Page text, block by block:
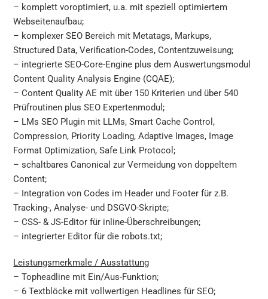
– komplett voroptimiert, u.a. mit speziell optimiertem
Webseitenaufbau;
– komplexer SEO Bereich mit Metatags, Markups,
Structured Data, Verification-Codes, Contentzuweisung;
– integrierte SEO-Core-Engine plus dem Auswertungsmodul
Content Quality Analysis Engine (CQAE);
– Content Quality AE mit über 150 Kriterien und über 540
Prüfroutinen plus SEO Expertenmodul;
– LMs SEO Plugin mit LLMs, Smart Cache Control,
Compression, Priority Loading, Adaptive Images, Image
Format Optimization, Safe Link Protocol;
– schaltbares Canonical zur Vermeidung von doppeltem
Content;
– Integration von Codes im Header und Footer für z.B.
Tracking-, Analyse- und DSGVO-Skripte;
– CSS- & JS-Editor für inline-Überschreibungen;
– integrierter Editor für die robots.txt;
Leistungsmerkmale / Ausstattung
– Topheadline mit Ein/Aus-Funktion;
– 6 Textblöcke mit vollwertigen Headlines für SEO;